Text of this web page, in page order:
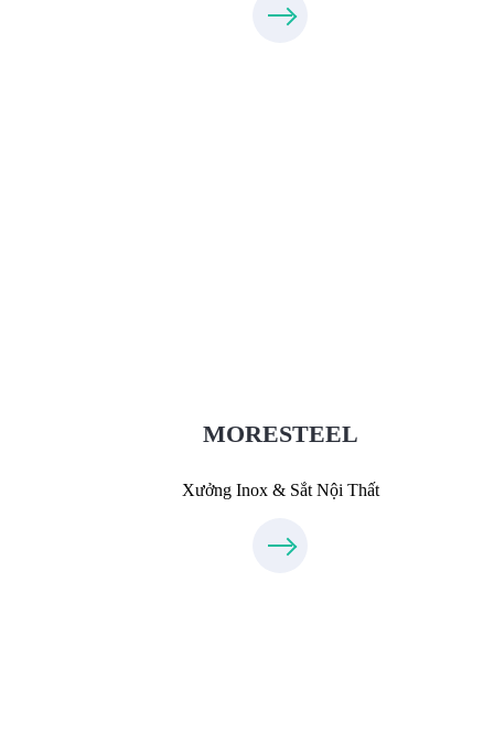
MORESTEEL
Xưởng Inox & Sắt Nội Thất